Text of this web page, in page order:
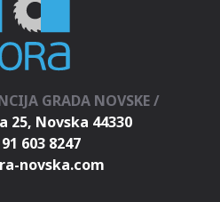
GRADA NOVSKE /
25, Novska 44330
603 8247